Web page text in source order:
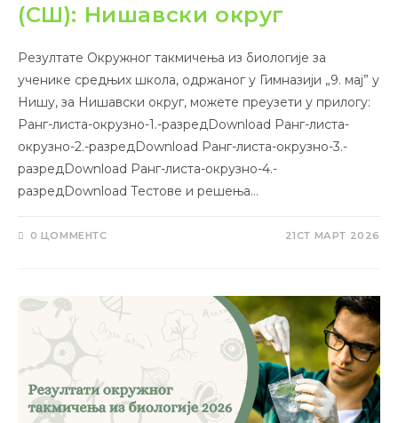
(СШ): Нишавски округ
Резултате Окружног такмичења из биологије за
ученике средњих школа, одржаног у Гимназији „9. мај” у
Нишу, за Нишавски округ, можете преузети у прилогу:
Ранг-листа-окрузно-1.-разредDownload Ранг-листа-
окрузно-2.-разредDownload Ранг-листа-окрузно-3.-
разредDownload Ранг-листа-окрузно-4.-
разредDownload Тестове и решења…
0 ЦОММЕНТС 21СТ МАРТ 2026